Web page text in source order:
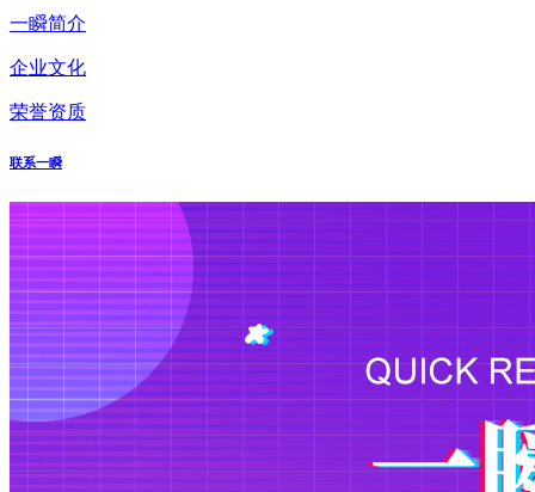
一瞬简介
企业文化
荣誉资质
联系一瞬